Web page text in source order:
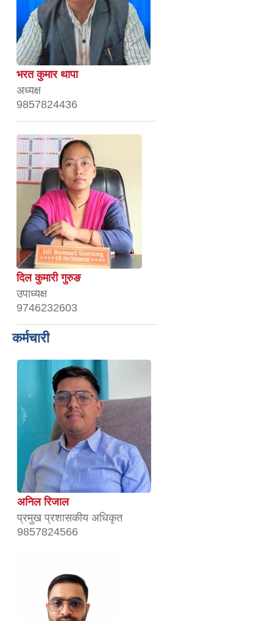
भरत कुमार थापा
अध्यक्ष
9857824436
दिल कुमारी गुरुङ
उपाध्यक्ष
9746232603
कर्मचारी
अनिल रिजाल
प्रमुख प्रशासकीय अधिकृत
9857824566